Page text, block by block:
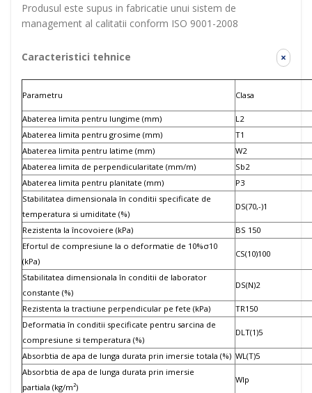
Produsul este supus in fabricatie unui sistem de
management al calitatii conform ISO 9001-2008
Caracteristici tehnice ×
Parametru Clasa
Abaterea limita pentru lungime (mm)
L2
Abaterea limita pentru grosime (mm)
T1
Abaterea limita pentru latime (mm)
W2
Abaterea limita de perpendicularitate (mm/m)
Sb2
Abaterea limita pentru planitate (mm)
P3
Stabilitatea dimensionala în conditii specificate de
temperatura si umiditate (%)
DS(70,-)1
Rezistenta la încovoiere (kPa)
BS 150
Efortul de compresiune la o deformatie de 10%σ10
(kPa)
CS(10)100
Stabilitatea dimensionala în conditii de laborator
constante (%)
DS(N)2
Rezistenta la tractiune perpendicular pe fete (kPa)
TR150
Deformatia în conditii specificate pentru sarcina de
compresiune si temperatura (%)
DLT(1)5
Absorbtia de apa de lunga durata prin imersie totala (%) WL(T)5
Absorbtia de apa de lunga durata prin imersie
partiala (kg/m²)
Wlp